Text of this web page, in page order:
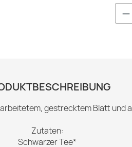
gestrecktem Blatt und
Zutaten:
Schwarzer Tee*